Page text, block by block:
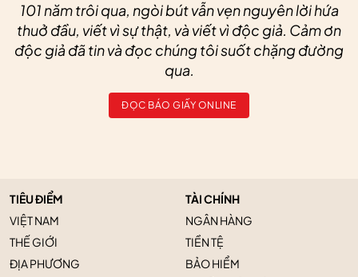
101 năm trôi qua, ngòi bút vẫn vẹn nguyên lời hứa
thuở đầu, viết vì sự thật, và viết vì độc giả. Cảm ơn
độc giả đã tin và đọc chúng tôi suốt chặng đường
qua.
ĐỌC BÁO GIẤY ONLINE
TIÊU ĐIỂM
VIỆT NAM
THẾ GIỚI
ĐỊA PHƯƠNG
TÀI CHÍNH
NGÂN HÀNG
TIỀN TỆ
BẢO HIỂM